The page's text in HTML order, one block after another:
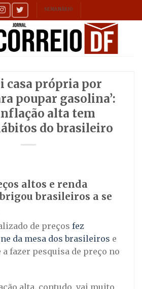
SEMANÁRIO
casa própria por
poupar gasolina’:
alta tem
do brasileiro
altos e renda
brasileiros a se
de preços fez
da mesa dos brasileiros e
fazer pesquisa de preço no